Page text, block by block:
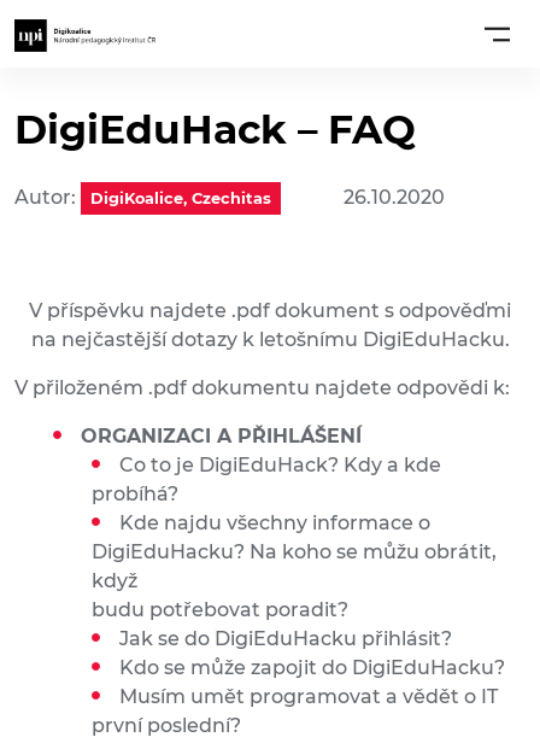
DigiEduHack – FAQ
Autor: DigiKoalice, Czechitas 26.10.2020
V příspěvku najdete .pdf dokument s odpověďmi
na nejčastější dotazy k letošnímu DigiEduHacku.
V přiloženém .pdf dokumentu najdete odpovědi k:
ORGANIZACI A PŘIHLÁŠENÍ
Co to je DigiEduHack? Kdy a kde
probíhá?
Kde najdu všechny informace o
DigiEduHacku? Na koho se můžu obrátit,
když
budu potřebovat poradit?
Jak se do DigiEduHacku přihlásit?
Kdo se může zapojit do DigiEduHacku?
Musím umět programovat a vědět o IT
první poslední?